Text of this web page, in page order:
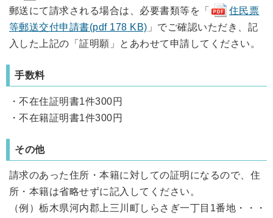
郵送にて請求される場合は、必要書類等を「
住民票
等郵送交付申請書(pdf 178 KB) 」でご確認いただき、記
入した上記の「証明願」とあわせて申請してください。
手数料
・不在住証明書1件300円
・不在籍証明書1件300円
その他
請求のあった住所・本籍に対しての証明になるので、住
所・本籍は省略せずに記入してください。
（例）栃木県河内郡上三川町しらさぎ一丁目1番地・・・